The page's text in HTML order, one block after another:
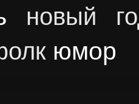
новый
юмор